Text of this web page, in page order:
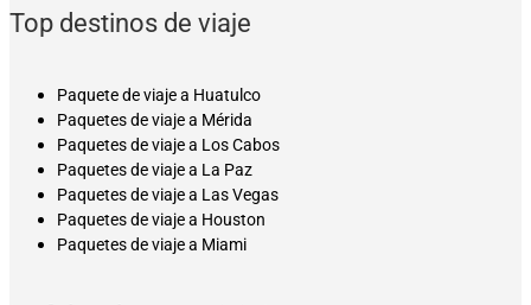
Top destinos de viaje
Paquete de viaje a Huatulco
Paquetes de viaje a Mérida
Paquetes de viaje a Los Cabos
Paquetes de viaje a La Paz
Paquetes de viaje a Las Vegas
Paquetes de viaje a Houston
Paquetes de viaje a Miami